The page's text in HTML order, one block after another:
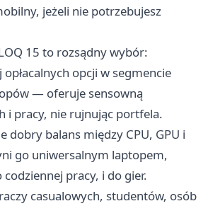
jeżeli nie potrzebujesz
15 to rozsądny wybór:
opłacalnych opcji w segmencie
— oferuje sensowną
i pracy, nie rujnując portfela.
dobry balans między CPU, GPU i
go uniwersalnym laptopem,
pracy, i do gier.
casualowych, studentów, osób